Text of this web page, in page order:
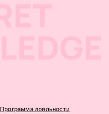
Программа лояльности